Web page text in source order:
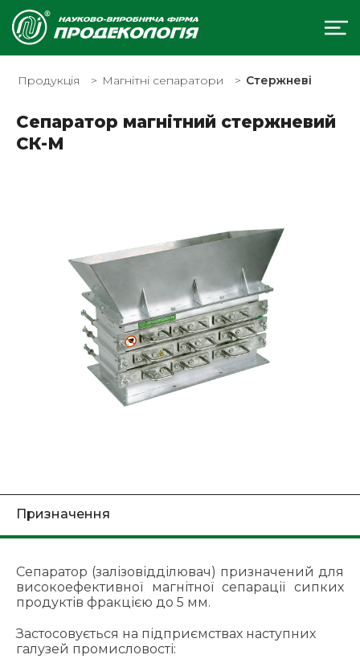
Продукція Магнітні сепаратори Стержневі
Сепаратор магнітний стержневий
СК-М
Призначення
Сепаратор (залізовідділювач) призначений для
високоефективної магнітної сепарації сипких
продуктів фракцією до 5 мм.
Застосовується на підприємствах наступних
галузей промисловості: